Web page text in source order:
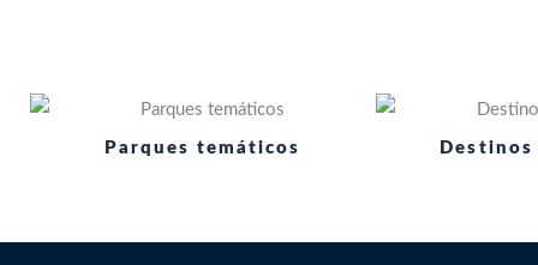
Parques temáticos Destinos